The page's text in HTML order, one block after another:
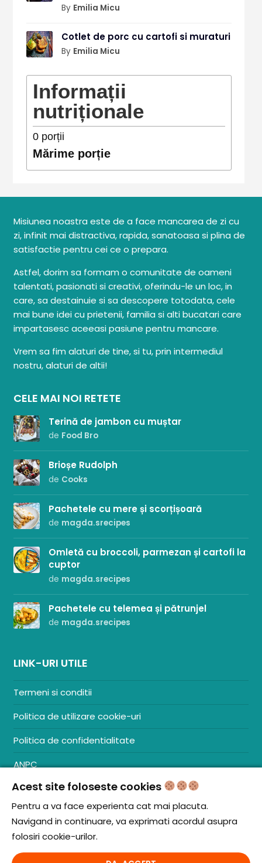
By Emilia Micu
Cotlet de porc cu cartofi si muraturi
By Emilia Micu
Informații
nutriționale
0porții
Mărime porție
Misiunea noastra este de a face mancarea de zi cu
zi, infinit mai distractiva, rapida, sanatoasa si plina de
satisfactie pentru cei ce o prepara.
Astfel, dorim sa formam o comunitate de oameni
talentati, pasionati si creativi, oferindu-le un loc, in
care, sa destainuie si sa descopere totodata, cele
mai bune idei cu prietenii, familia si alti bucatari care
impartasesc aceeasi pasiune pentru mancare.
Vrem sa fim alaturi de tine, si tu, prin intermediul
nostru, alaturi de altii!
CELE MAI NOI RETETE
Terină de jambon cu muștar
de Food Bro
Brioșe Rudolph
de Cooks
Pachetele cu mere și scorțișoară
de magda.srecipes
Omletă cu broccoli, parmezan și cartofi la
cuptor
de magda.srecipes
Pachetele cu telemea și pătrunjel
de magda.srecipes
LINK-URI UTILE
Termeni si conditii
Politica de utilizare cookie-uri
Politica de confidentialitate
ANPC
Contact
S.C. ZENCOM MEDIA GROUP SRL
J20/1379/2017
Acest site foloseste cookies
Pentru a va face experienta cat mai placuta.
Navigand in continuare, va exprimati acordul asupra
folosiri cookie-urilor.